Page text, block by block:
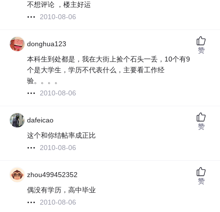
不想评论 ，楼主好运
2010-08-06
donghua123
本科生到处都是，我在大街上捡个石头一丢，10个有9
个是大学生，学历不代表什么，主要看工作经
验。。。。
2010-08-06
赞
dafeicao
这个和你结帖率成正比
2010-08-06
赞
zhou499452352
偶没有学历，高中毕业
2010-08-06
赞